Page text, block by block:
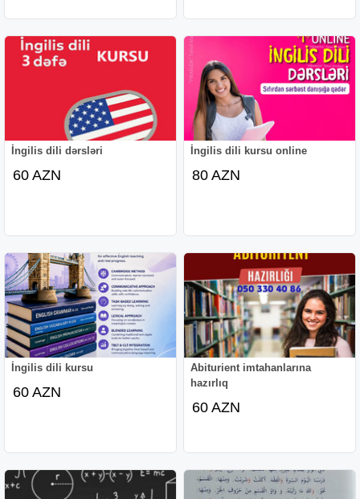
İngilis dili dərsləri
60 AZN
İngilis dili kursu online
80 AZN
İngilis dili kursu
60 AZN
Abiturient imtahanlarına
hazırlıq
60 AZN